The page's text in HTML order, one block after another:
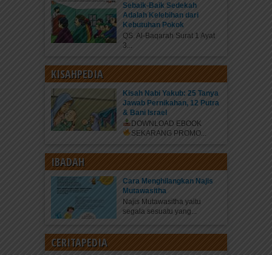
Sebaik-Baik Sedekah
Adalah Kelebihan dari
Kebutuhan Pokok
QS. Al-Baqarah Surat 1 Ayat
3...
KISAHPEDIA
Kisah Nabi Yakub: 25 Tanya
Jawab Pernikahan, 12 Putra
& Bani Israel
DOWNLOAD EBOOK
SEKARANG PROMO...
IBADAH
Cara Menghilangkan Najis
Mutawasitha
Najis Mutawasitha yaitu
segala sesuatu yang...
CERITAPEDIA